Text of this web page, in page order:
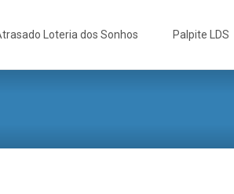
Loteria dos Sonhos Palpite LDS